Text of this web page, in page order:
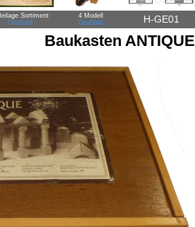
Sortiment
Großbild
4 Modell
Großbild
H-GE01
Baukasten ANTIQUE